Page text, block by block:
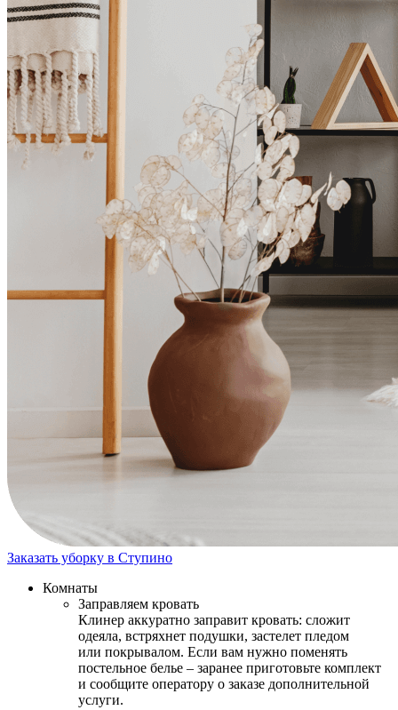
Заказать уборку в Ступино
Комнаты
Заправляем кровать
Клинер аккуратно заправит кровать: сложит
одеяла, встряхнет подушки, застелет пледом
или покрывалом. Если вам нужно поменять
постельное белье – заранее приготовьте комплект
и сообщите оператору о заказе дополнительной
услуги.